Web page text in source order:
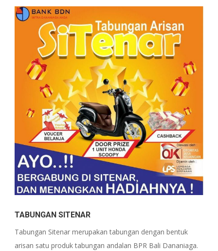
TABUNGAN SITENAR
Tabungan Sitenar merupakan tabungan dengan bentuk
arisan satu produk tabungan andalan BPR Bali Dananiaga.